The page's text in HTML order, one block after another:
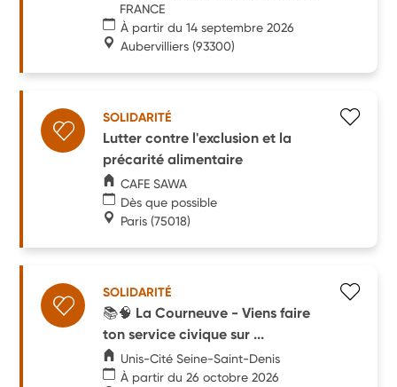
FRANCE
À partir du 14 septembre 2026
Aubervilliers (93300)
SOLIDARITÉ
Lutter contre l'exclusion et la
précarité alimentaire
CAFE SAWA
Dès que possible
Paris (75018)
SOLIDARITÉ
📚🧠 La Courneuve - Viens faire
ton service civique sur ...
Unis-Cité Seine-Saint-Denis
À partir du 26 octobre 2026